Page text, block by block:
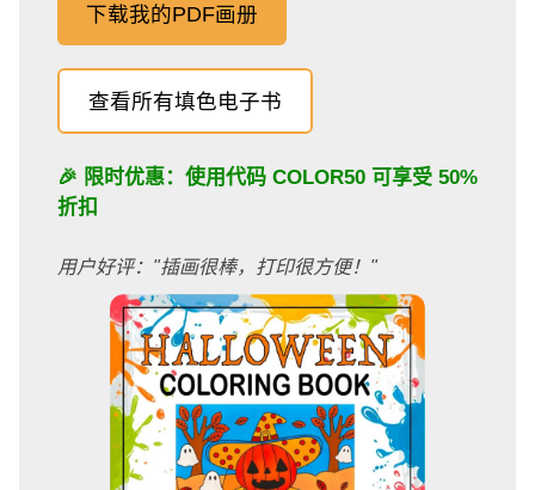
下载我的PDF画册
查看所有填色电子书
🎉 限时优惠：使用代码 COLOR50 可享受 50%
折扣
用户好评："插画很棒，打印很方便！"